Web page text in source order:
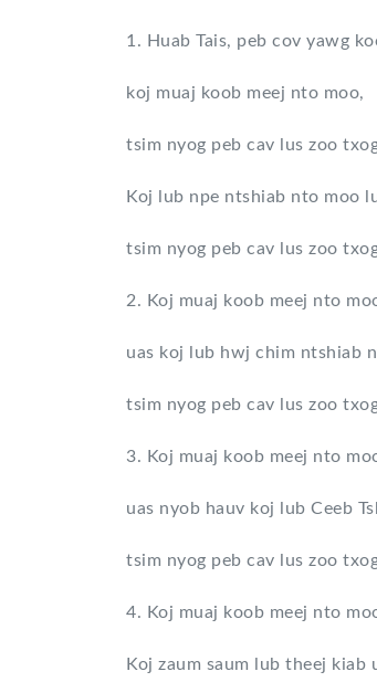
1. Huab Tais, peb cov yawg
koj muaj koob meej nto moo,
tsim nyog peb cav lus zoo
Koj lub npe ntshiab nto moo
tsim nyog peb cav lus zoo
2. Koj muaj koob meej nto
uas koj lub hwj chim ntshiab
tsim nyog peb cav lus zoo
3. Koj muaj koob meej nto
uas nyob hauv koj lub Ceeb
tsim nyog peb cav lus zoo
4. Koj muaj koob meej nto
Koj zaum saum lub theej kiab